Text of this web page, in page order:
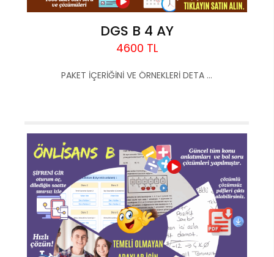
DGS B 4 AY
4600 TL
PAKET İÇERİĞİNİ VE ÖRNEKLERİ DETA ...